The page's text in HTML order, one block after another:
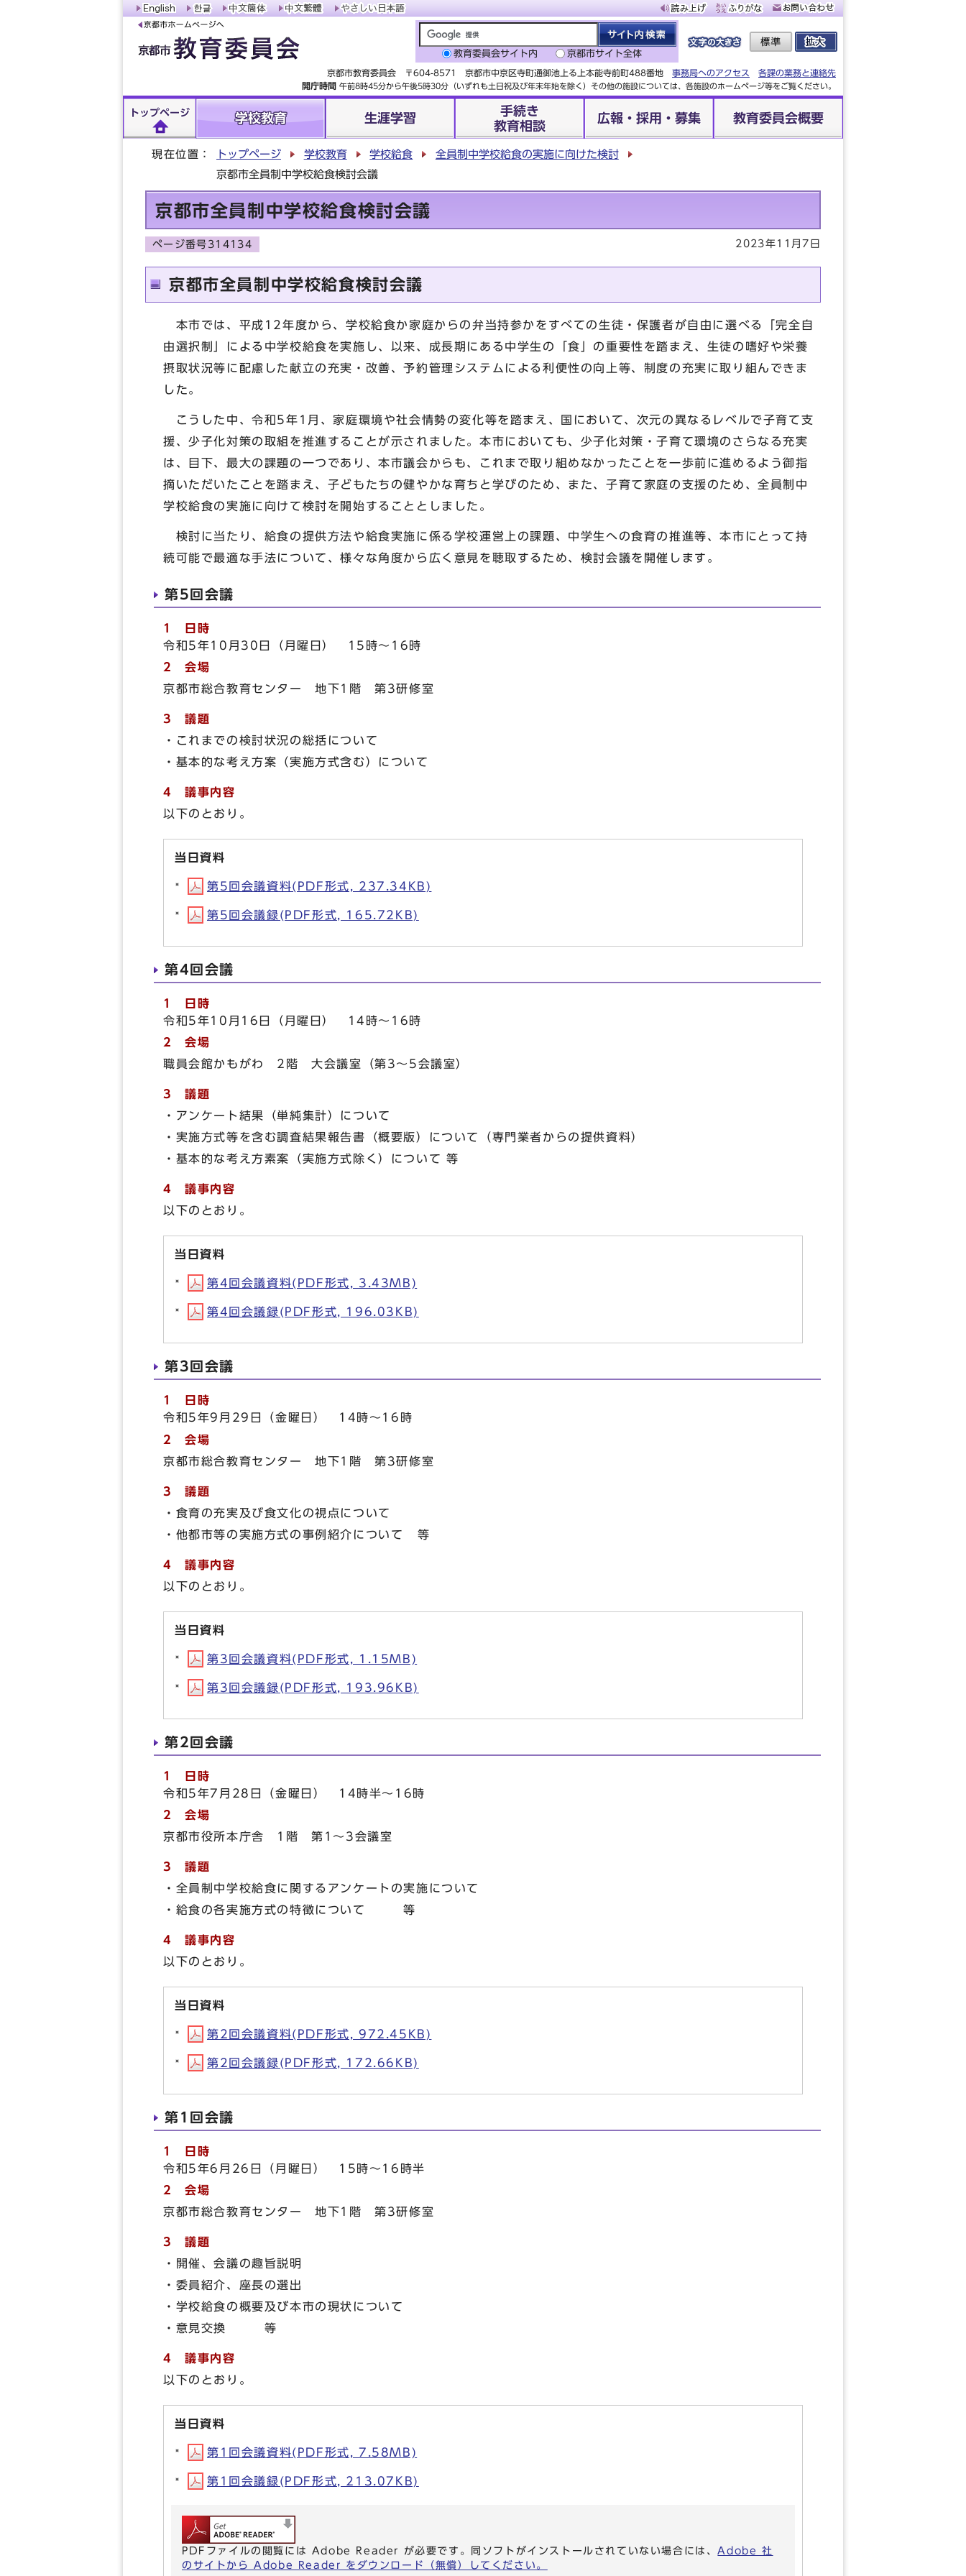
教育委員会サイト内 京都市サイト全体
京都市教育委員会 〒604-8571 京都市中京区寺町通御池上る上本能寺前町488番地 事務局へのアクセス
各課の業務と連絡先
開庁時間 午前8時45分から午後5時30分（いずれも土日祝及び年末年始を除く）その他の施設については、各施設のホームページ等をご覧ください。
トップページ 学校教育 生涯学習
手続き
教育相談
広報・採用・募集 教育委員会概要
現在位置： トップページ 学校教育 学校給食
全員制中学校給食の実施に向けた検討
京都市全員制中学校給食検討会議
京都市全員制中学校給食検討会議
ページ番号314134 2023年11月7日
京都市全員制中学校給食検討会議
本市では、平成12年度から、学校給食か家庭からの弁当持参かをすべての生徒・保護者が自由に選べる「完全自
由選択制」による中学校給食を実施し、以来、成長期にある中学生の「食」の重要性を踏まえ、生徒の嗜好や栄養
摂取状況等に配慮した献立の充実・改善、予約管理システムによる利便性の向上等、制度の充実に取り組んできま
した。
こうした中、令和5年1月、家庭環境や社会情勢の変化等を踏まえ、国において、次元の異なるレベルで子育て支
援、少子化対策の取組を推進することが示されました。本市においても、少子化対策・子育て環境のさらなる充実
は、目下、最大の課題の一つであり、本市議会からも、これまで取り組めなかったことを一歩前に進めるよう御指
摘いただいたことを踏まえ、子どもたちの健やかな育ちと学びのため、また、子育て家庭の支援のため、全員制中
学校給食の実施に向けて検討を開始することとしました。
検討に当たり、給食の提供方法や給食実施に係る学校運営上の課題、中学生への食育の推進等、本市にとって持
続可能で最適な手法について、様々な角度から広く意見を聴取するため、検討会議を開催します。
第5回会議
1 日時
令和5年10月30日（月曜日） 15時～16時
2 会場
京都市総合教育センター 地下1階 第3研修室
3 議題
・これまでの検討状況の総括について
・基本的な考え方案（実施方式含む）について
4 議事内容
以下のとおり。
当日資料
第5回会議資料(PDF形式, 237.34KB)
第5回会議録(PDF形式, 165.72KB)
第4回会議
1 日時
令和5年10月16日（月曜日） 14時～16時
2 会場
職員会館かもがわ 2階 大会議室（第3～5会議室）
3 議題
・アンケート結果（単純集計）について
・実施方式等を含む調査結果報告書（概要版）について（専門業者からの提供資料）
・基本的な考え方素案（実施方式除く）について 等
4 議事内容
以下のとおり。
当日資料
第4回会議資料(PDF形式, 3.43MB)
第4回会議録(PDF形式, 196.03KB)
第3回会議
1 日時
令和5年9月29日（金曜日） 14時～16時
2 会場
京都市総合教育センター 地下1階 第3研修室
3 議題
・食育の充実及び食文化の視点について
・他都市等の実施方式の事例紹介について 等
4 議事内容
以下のとおり。
当日資料
第3回会議資料(PDF形式, 1.15MB)
第3回会議録(PDF形式, 193.96KB)
第2回会議
1 日時
令和5年7月28日（金曜日） 14時半～16時
2 会場
京都市役所本庁舎 1階 第1～3会議室
3 議題
・全員制中学校給食に関するアンケートの実施について
・給食の各実施方式の特徴について 等
4 議事内容
以下のとおり。
当日資料
第2回会議資料(PDF形式, 972.45KB)
第2回会議録(PDF形式, 172.66KB)
第1回会議
1 日時
令和5年6月26日（月曜日） 15時～16時半
2 会場
京都市総合教育センター 地下1階 第3研修室
3 議題
・開催、会議の趣旨説明
・委員紹介、座長の選出
・学校給食の概要及び本市の現状について
・意見交換 等
4 議事内容
以下のとおり。
当日資料
第1回会議資料(PDF形式, 7.58MB)
第1回会議録(PDF形式, 213.07KB)
PDFファイルの閲覧には Adobe Reader が必要です。同ソフトがインストールされていない場合には、Adobe 社
のサイトから Adobe Reader をダウンロード（無償）してください。